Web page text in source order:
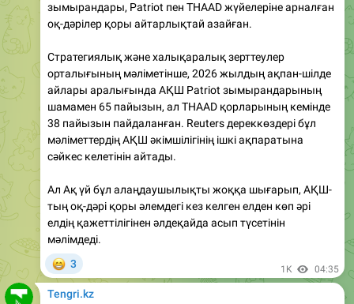
Стратегиялық және халықаралық зерттеулер
айлары аралығында АҚШ Patriot зымырандарының
шамамен 65 пайызын, ал THAAD қорларының кемінде
38 пайызын пайдаланған. Reuters дереккөздері бұл
мәліметтердің АҚШ әкімшілігінің ішкі ақпаратына
сәйкес келетінін айтады.
Ал Ақ үй бұл алаңдаушылықты жоққа шығарып, АҚШ-
елдің қажеттілігінен әлдеқайда асып түсетінін
мәлімдеді.
3
Tengri.kz